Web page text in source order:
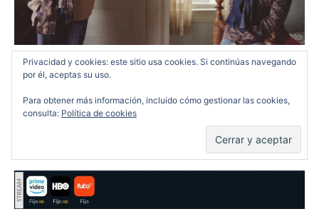
Margot y la boda: Un Noah Baumbach pre-Gerwig
pretendiendo ser Eric Rohmer y triunfando por el
Privacidad y cookies: este sitio usa cookies. Si continúas navegando
por él, aceptas su uso.
Para obtener más información, incluido cómo gestionar las cookies,
consulta: Política de cookies